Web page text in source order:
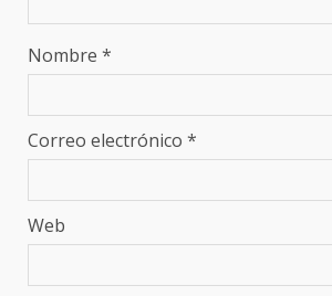
Nombre *
Correo electrónico *
Web